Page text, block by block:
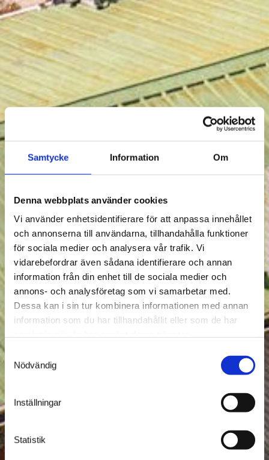
Samtycke Information Om
Denna webbplats använder cookies
Vi använder enhetsidentifierare för att anpassa innehållet
och annonserna till användarna, tillhandahålla funktioner
för sociala medier och analysera vår trafik. Vi
vidarebefordrar även sådana identifierare och annan
information från din enhet till de sociala medier och
annons- och analysföretag som vi samarbetar med.
Dessa kan i sin tur kombinera informationen med annan
information som du har tillhandahållit eller som de har
Samtyckesval
Nödvändig
Inställningar
Statistik